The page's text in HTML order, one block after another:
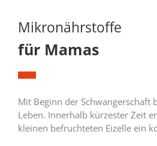
Mikronährstoffe
für Mamas
Mit Beginn der Schwangerschaft
Leben. Innerhalb kürzester Zeit
kleinen befruchteten Eizelle ein